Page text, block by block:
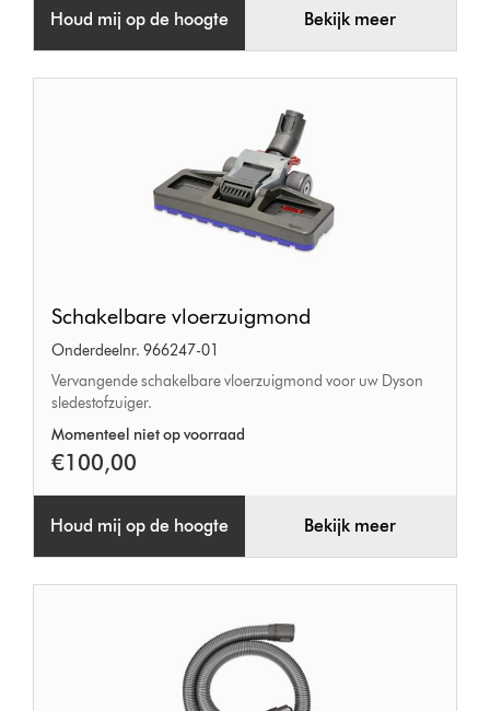
Houd mij op de hoogte Bekijk meer
vloerzuigmond
Schakelbare vloerzuigmond
Onderdeelnr. 966247-01
Vervangende schakelbare vloerzuigmond voor uw Dyson
sledestofzuiger.
Momenteel niet op voorraad
€100,00
Houd mij op de hoogte Bekijk meer